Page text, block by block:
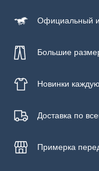
Бережная стирка при
запрещена, гладить
Официальный
Большие
Новинки
Доставка по
Примерка